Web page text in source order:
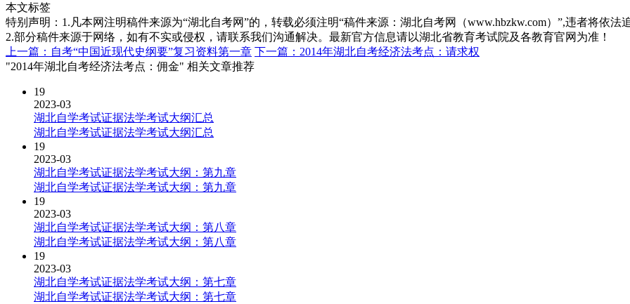
本文标签
特别声明：1.凡本网注明稿件来源为“湖北自考网”的，转载必须注明“稿件来源：湖北自考网（www.hbzkw.com）”,违者将依法
2.部分稿件来源于网络，如有不实或侵权，请联系我们沟通解决。最新官方信息请以湖北省教育考试院及各教育官网为准！
上一篇：自考“中国近现代史纲要”复习资料第一章 下一篇：2014年湖北自考经济法考点：请求权
"2014年湖北自考经济法考点：佣金" 相关文章推荐
19
2023-03
湖北自学考试证据法学考试大纲汇总
湖北自学考试证据法学考试大纲汇总
19
2023-03
湖北自学考试证据法学考试大纲：第九章
湖北自学考试证据法学考试大纲：第九章
19
2023-03
湖北自学考试证据法学考试大纲：第八章
湖北自学考试证据法学考试大纲：第八章
19
2023-03
湖北自学考试证据法学考试大纲：第七章
湖北自学考试证据法学考试大纲：第七章